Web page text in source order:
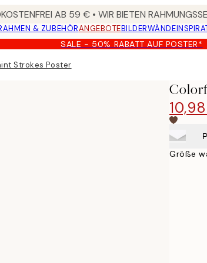
AB 59 € • WIR BIETEN
& ZUBEHÖRANGEBOTEBILDERWÄNDE
SALE - 50% RABATT AUF POSTER*
Strokes Poster
Größe